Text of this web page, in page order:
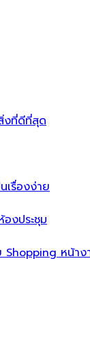
งที่ดีที่สุด
เรื่องง่าย
งประชุม
หน้า